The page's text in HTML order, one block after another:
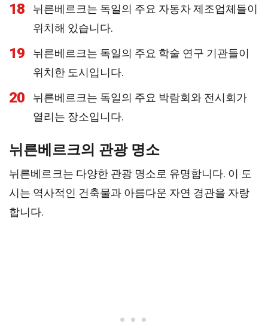
18
뉘른베르크는 독일의 주요 자동차 제조업체들이
위치해 있습니다.
19
뉘른베르크는 독일의 주요 학술 연구 기관들이
위치한 도시입니다.
20
뉘른베르크는 독일의 주요 박람회와 전시회가
열리는 장소입니다.
뉘른베르크의 관광 명소
뉘른베르크는 다양한 관광 명소로 유명합니다. 이 도
시는 역사적인 건축물과 아름다운 자연 경관을 자랑
합니다.